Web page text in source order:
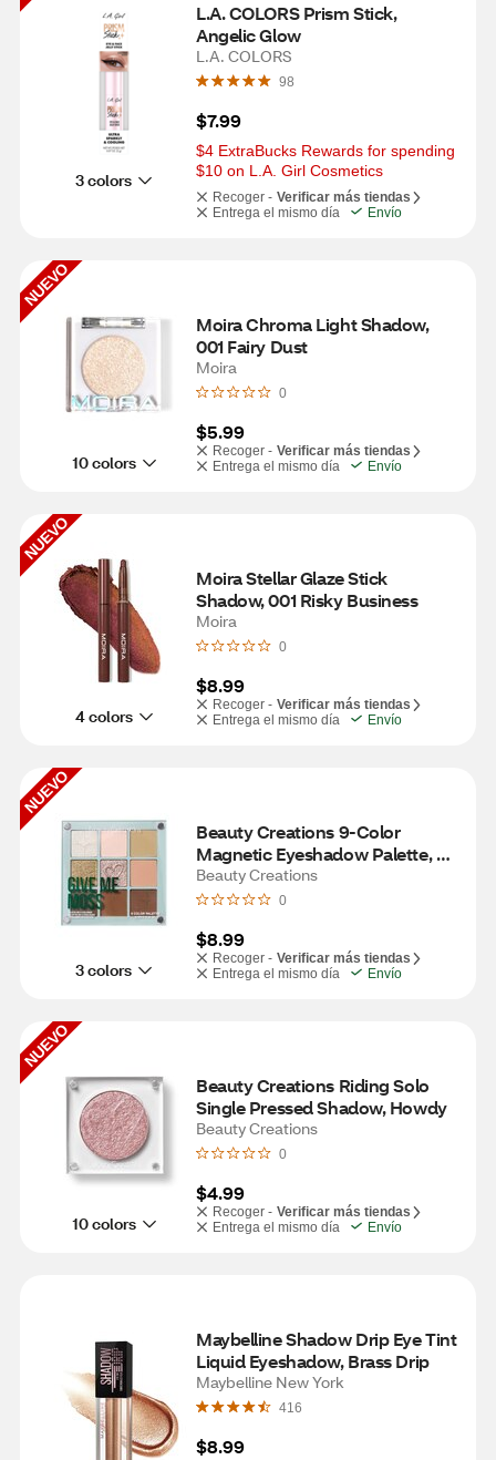
3 colors
L.A. COLORS Prism Stick,
Angelic Glow
L.A. COLORS
98
$7.99
$4 ExtraBucks Rewards for spending
$10 on L.A. Girl Cosmetics
Recoger - Verificar más tiendas
Entrega el mismo día
Envío
NUEVO
10 colors
Moira Chroma Light Shadow,
001 Fairy Dust
Moira
0
$5.99
Recoger - Verificar más tiendas
Entrega el mismo día
Envío
NUEVO
4 colors
Moira Stellar Glaze Stick
Shadow, 001 Risky Business
Moira
0
$8.99
Recoger - Verificar más tiendas
Entrega el mismo día
Envío
NUEVO
3 colors
Beauty Creations 9-Color
Magnetic Eyeshadow Palette,
Give Me Moss
Beauty Creations
0
$8.99
Recoger - Verificar más tiendas
Entrega el mismo día
Envío
NUEVO
10 colors
Beauty Creations Riding Solo
Single Pressed Shadow, Howdy
Beauty Creations
0
$4.99
Recoger - Verificar más tiendas
Entrega el mismo día
Envío
Maybelline Shadow Drip Eye Tint
Liquid Eyeshadow, Brass Drip
Maybelline New York
416
$8.99